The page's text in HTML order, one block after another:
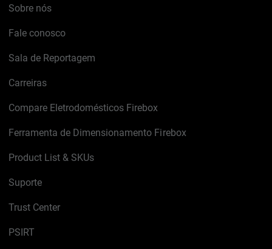
Sobre nós
Fale conosco
Sala de Reportagem
Carreiras
Compare Eletrodomésticos Firebox
Ferramenta de Dimensionamento Firebox
Product List & SKUs
Suporte
Trust Center
PSIRT